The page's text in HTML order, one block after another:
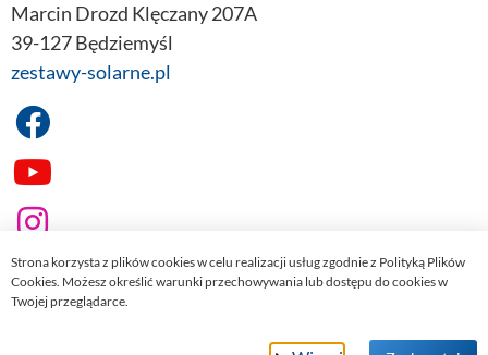
Marcin Drozd Klęczany 207A
39-127 Będziemyśl
zestawy-solarne.pl
. Wszelkie prawa zastrzeżone.
Strona korzysta z plików cookies w celu realizacji usług zgodnie z Polityką Plików
Cookies. Możesz określić warunki przechowywania lub dostępu do cookies w
Twojej przeglądarce.